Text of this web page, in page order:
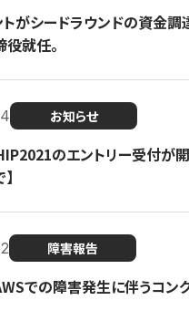
がシードラウンドの資金調
就任。
お知らせ
のエントリー受付が開
障害報告
での障害発生に伴うコン